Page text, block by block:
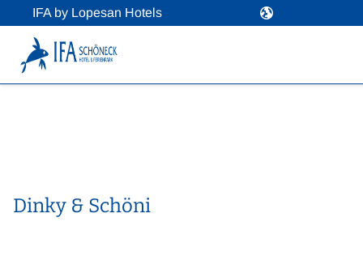
IFA by Lopesan Hotels
Dinky & Schöni